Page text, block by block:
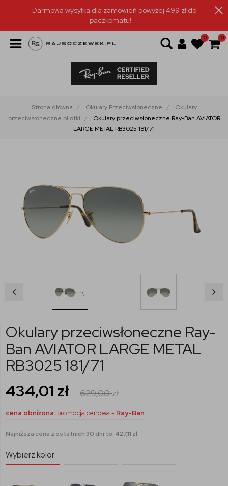
Darmowa wysyłka dla zamówień powyżej 499 zł do
paczkomatu!
0 0
Strona główna Okulary Przeciwsłoneczne
Okulary
przeciwsłoneczne pilotki
Okulary przeciwsłoneczne Ray-Ban AVIATOR
LARGE METAL RB3025 181/71
Okulary przeciwsłoneczne Ray-
Ban AVIATOR LARGE METAL
RB3025 181/71
434,01 zł 629,00zł
cena obniżona: promocja cenowa - Ray-Ban
Najniższa cena z ostatnich 30 dni to: 427,11 zł
Wybierz kolor: